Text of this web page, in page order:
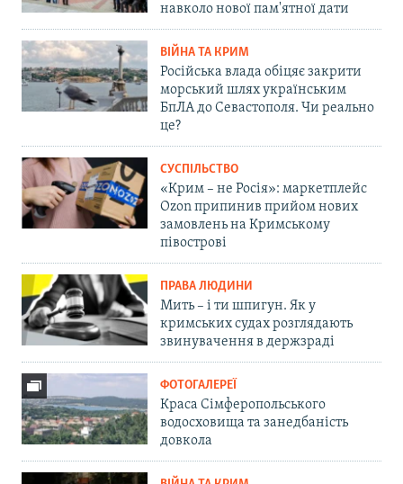
навколо нової пам'ятної дати
ВІЙНА ТА КРИМ
Російська влада обіцяє закрити
морський шлях українським
БпЛА до Севастополя. Чи реально
це?
СУСПІЛЬСТВО
«Крим – не Росія»: маркетплейс
Ozon припинив прийом нових
замовлень на Кримському
півострові
ПРАВА ЛЮДИНИ
Мить – і ти шпигун. Як у
кримських судах розглядають
звинувачення в держзраді
ФОТОГАЛЕРЕЇ
Краса Сімферопольського
водосховища та занедбаність
довкола